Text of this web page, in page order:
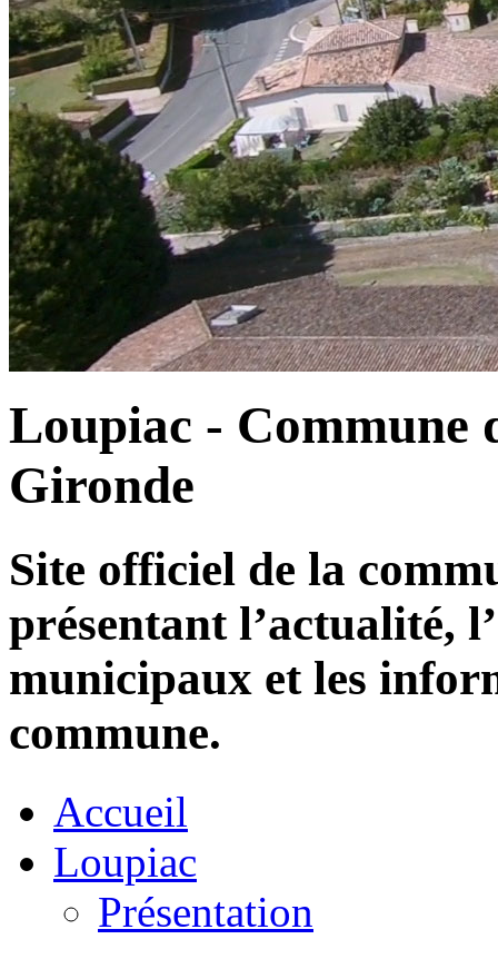
Loupiac - Commune
Gironde
Site officiel de la
présentant l’actualité,
municipaux et les
commune.
Accueil
Loupiac
Présentation